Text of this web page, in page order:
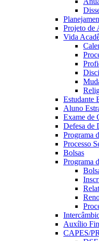
Projeto de
Vida
Estudante
Aluno
Exame de
Defesa de
Programa
Processo
Bolsas
Programa
Auxílio
CAPES/